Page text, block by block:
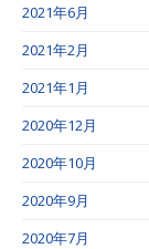
2021年6月
2021年2月
2021年1月
2020年12月
2020年10月
2020年9月
2020年7月